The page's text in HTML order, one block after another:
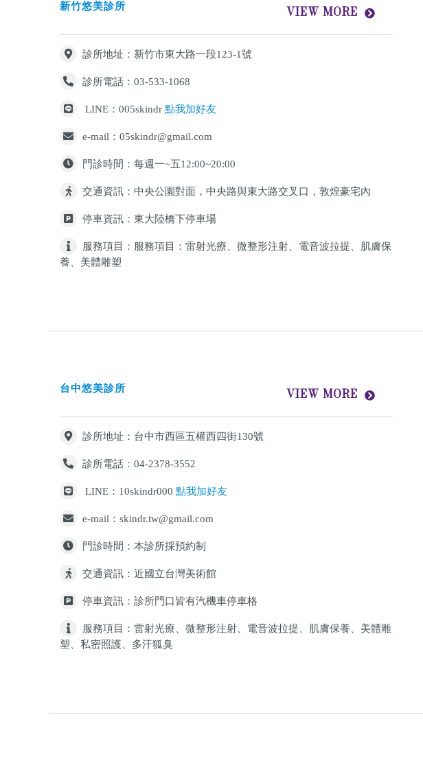
新竹悠美診所 VIEW MORE
診所地址：新竹市東大路一段123-1號
診所電話：03-533-1068
LINE：005skindr 點我加好友
e-mail：05skindr@gmail.com
門診時間：每週一~五12:00~20:00
交通資訊：中央公園對面，中央路與東大路交叉口，敦煌豪宅內
停車資訊：東大陸橋下停車場
服務項目：服務項目：雷射光療、微整形注射、電音波拉提、肌膚保
養、美體雕塑
台中悠美診所 VIEW MORE
診所地址：台中市西區五權西四街130號
診所電話：04-2378-3552
LINE：10skindr000 點我加好友
e-mail：skindr.tw@gmail.com
門診時間：本診所採預約制
交通資訊：近國立台灣美術館
停車資訊：診所門口皆有汽機車停車格
服務項目：雷射光療、微整形注射、電音波拉提、肌膚保養、美體雕
塑、私密照護、多汗狐臭